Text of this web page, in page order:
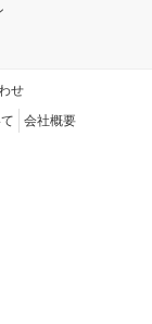
せ
会社概要